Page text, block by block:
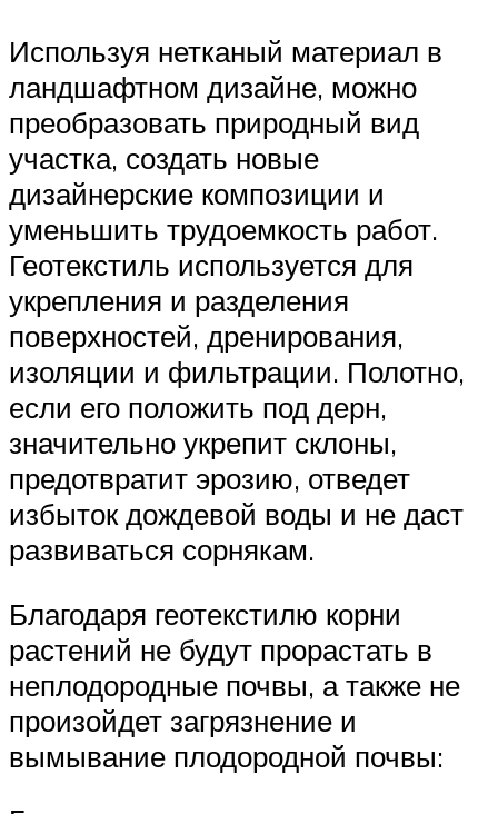
Используя нетканый материал в
ландшафтном дизайне, можно
преобразовать природный вид
участка, создать новые
дизайнерские композиции и
уменьшить трудоемкость работ.
Геотекстиль используется для
укрепления и разделения
поверхностей, дренирования,
изоляции и фильтрации. Полотно,
если его положить под дерн,
значительно укрепит склоны,
предотвратит эрозию, отведет
избыток дождевой воды и не даст
развиваться сорнякам.
Благодаря геотекстилю корни
растений не будут прорастать в
неплодородные почвы, а также не
произойдет загрязнение и
вымывание плодородной почвы: